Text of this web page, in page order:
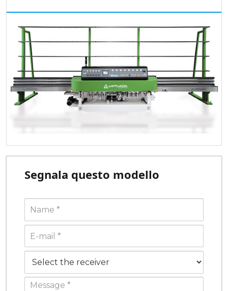
Segnala questo modello